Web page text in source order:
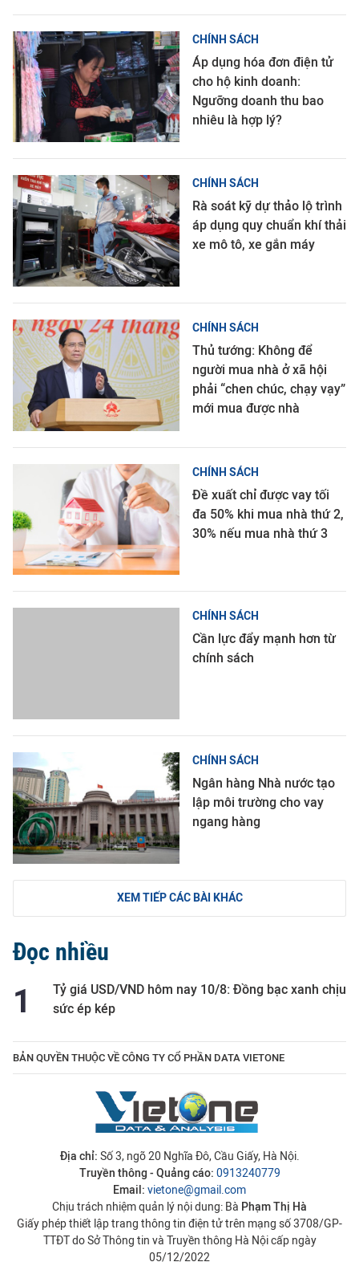
CHÍNH SÁCH
Áp dụng hóa đơn điện tử
cho hộ kinh doanh:
Ngưỡng doanh thu bao
nhiêu là hợp lý?
CHÍNH SÁCH
Rà soát kỹ dự thảo lộ trình
áp dụng quy chuẩn khí thải
xe mô tô, xe gắn máy
CHÍNH SÁCH
Thủ tướng: Không để
người mua nhà ở xã hội
phải “chen chúc, chạy vạy”
mới mua được nhà
CHÍNH SÁCH
Đề xuất chỉ được vay tối
đa 50% khi mua nhà thứ 2,
30% nếu mua nhà thứ 3
CHÍNH SÁCH
Cần lực đẩy mạnh hơn từ
chính sách
CHÍNH SÁCH
Ngân hàng Nhà nước tạo
lập môi trường cho vay
ngang hàng
XEM TIẾP CÁC BÀI KHÁC
Đọc nhiều
Tỷ giá USD/VND hôm nay 10/8: Đồng bạc xanh chịu
sức ép kép
BẢN QUYỀN THUỘC VỀ CÔNG TY CỔ PHẦN DATA VIETONE
Địa chỉ: Số 3, ngõ 20 Nghĩa Đô, Cầu Giấy, Hà Nội.
Truyền thông - Quảng cáo: 0913240779
Email: vietone@gmail.com
Chịu trách nhiệm quản lý nội dung: Bà Phạm Thị Hà
Giấy phép thiết lập trang thông tin điện tử trên mạng số 3708/GP-
TTĐT do Sở Thông tin và Truyền thông Hà Nội cấp ngày
05/12/2022